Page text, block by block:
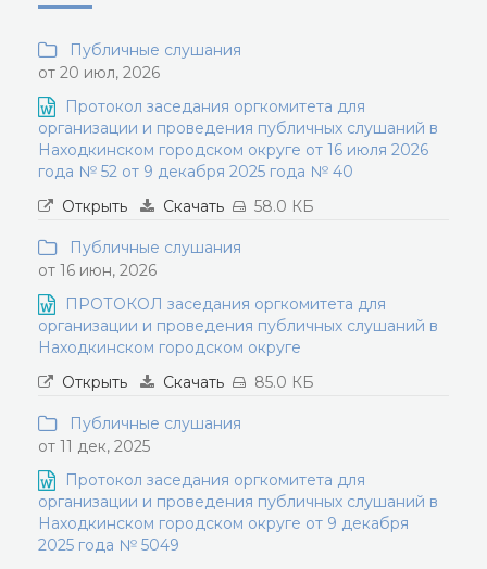
Публичные слушания
от 20 июл, 2026
Протокол заседания оргкомитета для
организации и проведения публичных слушаний в
Находкинском городском округе от 16 июля 2026
года № 52 от 9 декабря 2025 года № 40
Открыть
Скачать 58.0 КБ
Публичные слушания
от 16 июн, 2026
ПРОТОКОЛ заседания оргкомитета для
организации и проведения публичных слушаний в
Находкинском городском округе
Открыть
Скачать 85.0 КБ
Публичные слушания
от 11 дек, 2025
Протокол заседания оргкомитета для
организации и проведения публичных слушаний в
Находкинском городском округе от 9 декабря
2025 года № 5049